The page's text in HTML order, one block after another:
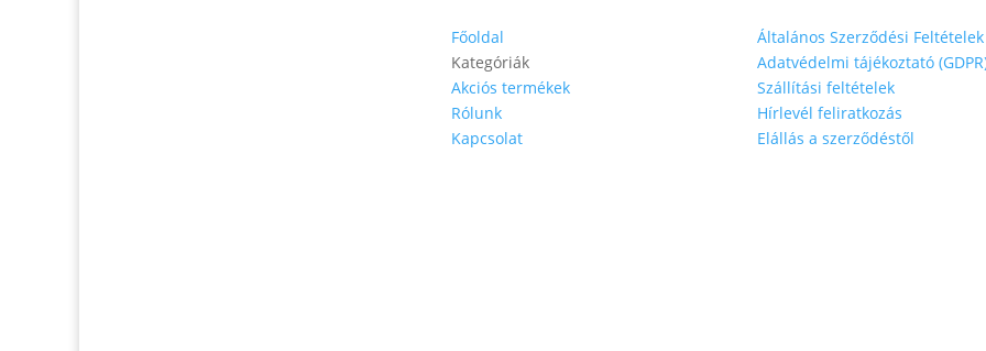
Főoldal
Kategóriák
Akciós termékek
Rólunk
Kapcsolat
Általános Szerződési Feltételek
Adatvédelmi tájékoztató
Szállítási feltételek
Hírlevél feliratkozás
Elállás a szerződéstől